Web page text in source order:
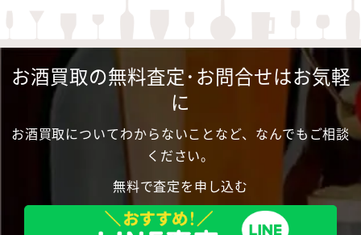
お酒買取の無料査定･お問合せはお気軽
に
お酒買取についてわからないことなど、なんでもご相談
ください。
無料で査定を申し込む